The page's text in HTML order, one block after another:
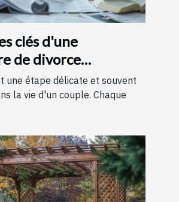
clés d'une
de divorce
simplement
une étape délicate et souvent
la vie d'un couple. Chaque